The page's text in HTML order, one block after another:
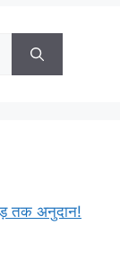
तक अनुदान!